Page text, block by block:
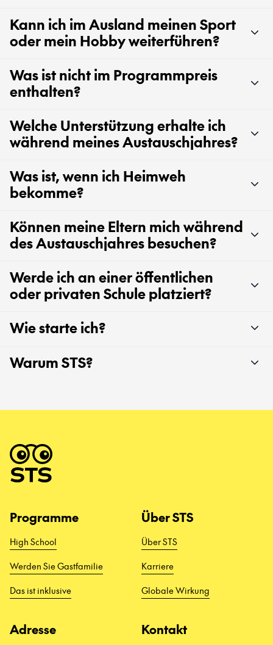
Kann ich im Ausland meinen Sport
oder mein Hobby weiterführen?
Was ist nicht im Programmpreis
enthalten?
Welche Unterstützung erhalte ich
während meines Austauschjahres?
Was ist, wenn ich Heimweh
bekomme?
Können meine Eltern mich während
des Austauschjahres besuchen?
Werde ich an einer öffentlichen
oder privaten Schule platziert?
Wie starte ich?
Warum STS?
Programme
High School
Werden Sie Gastfamilie
Das ist inklusive
Über STS
Über STS
Karriere
Globale Wirkung
Adresse Kontakt